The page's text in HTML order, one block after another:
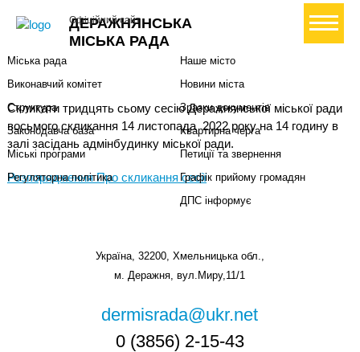
ДЕРАЖНЯНСЬКА
МІСЬКА РАДА
Офіційний сайт+ Створити петицію
Скликати тридцять сьому сесію Деражнянської міської ради
восьмого скликання 14 листопада 2022 року на 14 годину в
залі засідань адмінбудинку міської ради.
Розпорядження Про скликання сесії
Міський голова
Міська рада
Виконавчий комітет
Структура
Законодавча база
Міські програми
Регуляторна політика
Наше місто
Новини міста
Зразки документів
Квартирна черга
Петиції та звернення
Графік прийому громадян
ДПС інформує
Україна, 32200, Хмельницька обл.,
м. Деражня, вул.Миру,11/1
dermisrada@ukr.net
0 (3856) 2-15-43